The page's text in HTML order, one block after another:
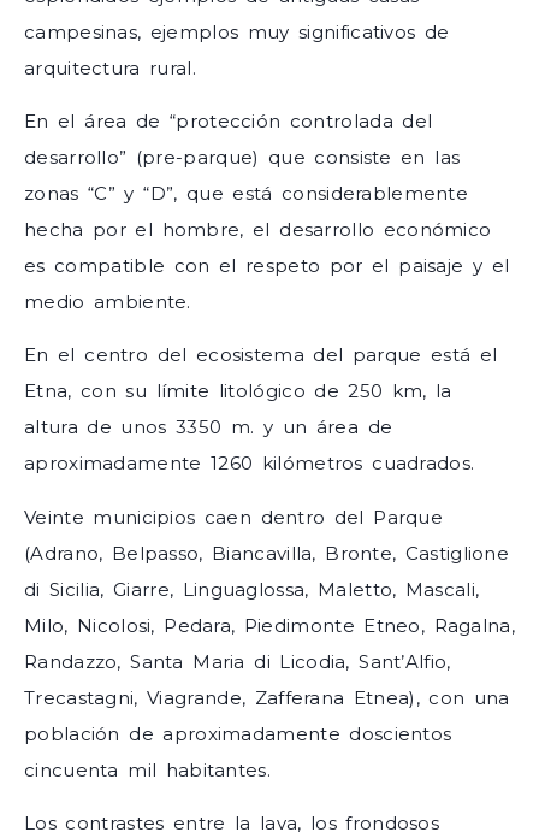
campesinas, ejemplos muy significativos de
arquitectura rural.
En el área de “protección controlada del
desarrollo” (pre-parque) que consiste en las
zonas “C” y “D”, que está considerablemente
hecha por el hombre, el desarrollo económico
es compatible con el respeto por el paisaje y el
medio ambiente.
En el centro del ecosistema del parque está el
Etna, con su límite litológico de 250 km, la
altura de unos 3350 m. y un área de
aproximadamente 1260 kilómetros cuadrados.
Veinte municipios caen dentro del Parque
(Adrano, Belpasso, Biancavilla, Bronte, Castiglione
di Sicilia, Giarre, Linguaglossa, Maletto, Mascali,
Milo, Nicolosi, Pedara, Piedimonte Etneo, Ragalna,
Randazzo, Santa Maria di Licodia, Sant’Alfio,
Trecastagni, Viagrande, Zafferana Etnea), con una
población de aproximadamente doscientos
cincuenta mil habitantes.
Los contrastes entre la lava, los frondosos